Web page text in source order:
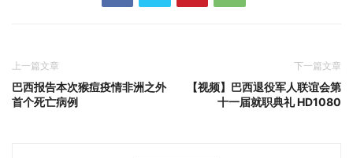
上一篇文章
巴西报告本次猴痘疫情非洲之外
首个死亡病例
下一篇文章
【视频】巴西退役军人联谊会第
十一届就职典礼 HD1080